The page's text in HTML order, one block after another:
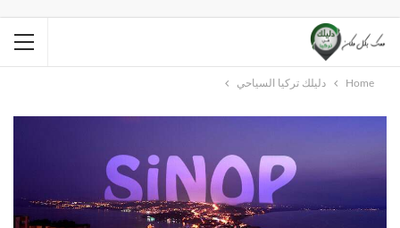
Home دليلك تركيا السياحي